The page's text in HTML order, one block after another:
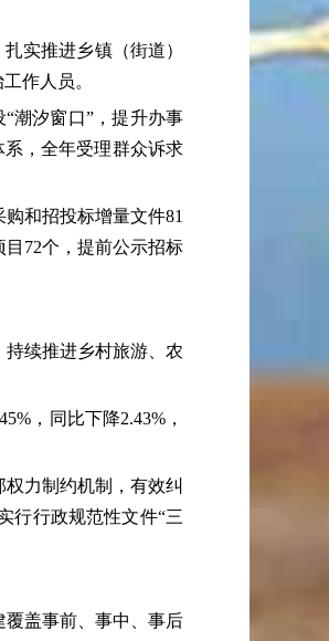
实推进乡镇（街道）
作人员。
潮汐窗口”，提升办事
，全年受理群众诉求
和招投标增量文件81
72个，提前公示招标
续推进乡村旅游、农
，同比下降2.43%，
力制约机制，有效纠
行行政规范性文件“三
盖事前、事中、事后